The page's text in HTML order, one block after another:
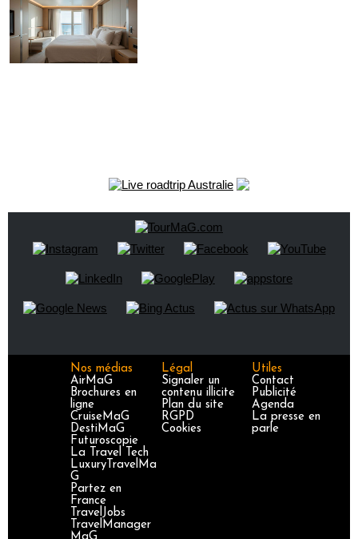
Nos médias
AirMaG
Brochures en
ligne
CruiseMaG
DestiMaG
Futuroscopie
La Travel Tech
LuxuryTravelMa
G
Partez en
France
TravelJobs
TravelManager
Légal
Signaler un
contenu illicite
Plan du site
RGPD
Cookies
Utiles
Contact
Publicité
Agenda
La presse en
parle